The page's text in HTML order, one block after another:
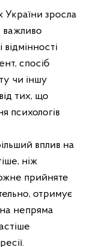
України зросла
важливо
спосіб
чи іншу
тих, що
психологів
вплив на
ніж
прийняте
отримує
непряма